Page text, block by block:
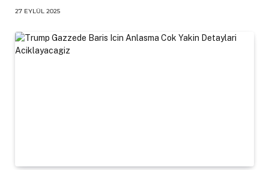
27 EYLÜL 2025